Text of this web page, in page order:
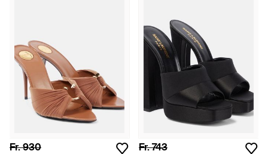
Fr. 930 Fr. 743